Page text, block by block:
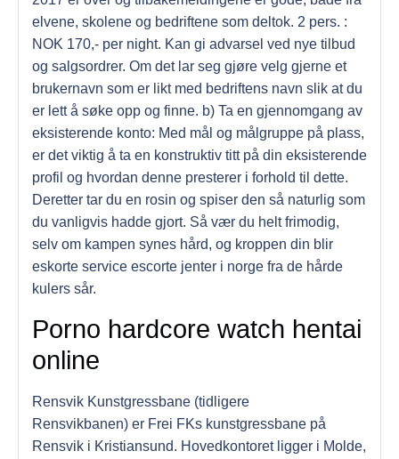
elvene, skolene og bedriftene som deltok. 2 pers. :
NOK 170,- per night. Kan gi advarsel ved nye tilbud
og salgsordrer. Om det lar seg gjøre velg gjerne et
brukernavn som er likt med bedriftens navn slik at du
er lett å søke opp og finne. b) Ta en gjennomgang av
eksisterende konto: Med mål og målgruppe på plass,
er det viktig å ta en konstruktiv titt på din eksisterende
profil og hvordan denne presterer i forhold til dette.
Deretter tar du en rosin og spiser den så naturlig som
du vanligvis hadde gjort. Så vær du helt frimodig,
selv om kampen synes hård, og kroppen din blir
eskorte service escorte jenter i norge fra de hårde
kulers sår.
Porno hardcore watch hentai
online
Rensvik Kunstgressbane (tidligere
Rensvikbanen) er Frei FKs kunstgressbane på
Rensvik i Kristiansund. Hovedkontoret ligger i Molde,